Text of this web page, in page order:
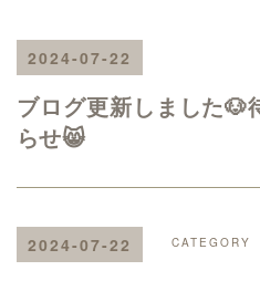
2024-07-22
ブログ更新しました🐶
らせ😸
2024-07-22